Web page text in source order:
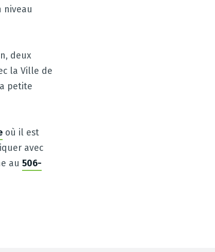
niveau
deux
la Ville de
petite
où il est
avec
au 506-